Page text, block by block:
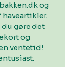
og
haveartikler.
gøre det
og
ventetid!